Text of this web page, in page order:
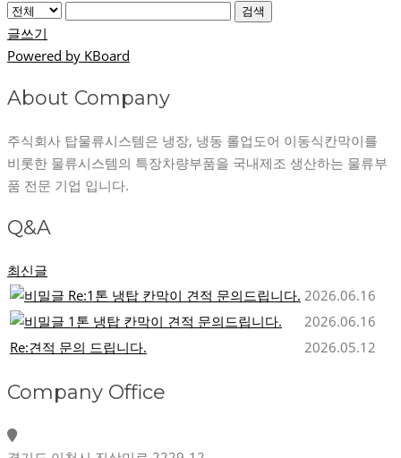
검색
글쓰기
Powered by KBoard
About Company
주식회사 탑물류시스템은 냉장, 냉동 롤업도어 이동식칸막이를
비롯한 물류시스템의 특장차량부품을 국내제조 생산하는 물류부
품 전문 기업 입니다.
Q&A
최신글
Re:1톤 냉탑 칸막이 견적 문의드립니다. 2026.06.16
1톤 냉탑 칸막이 견적 문의드립니다.
2026.06.16
Re:견적 문의 드립니다.
2026.05.12
Company Office